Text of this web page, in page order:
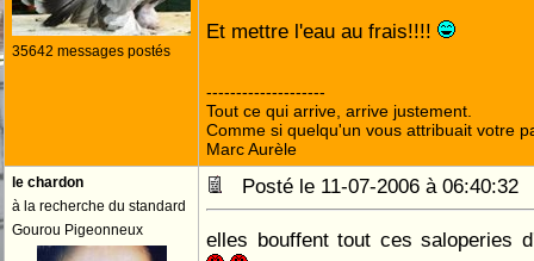
35642 messages postés
Et mettre l'eau au frais!!!!
--------------------
Tout ce qui arrive, arrive justement.
Comme si quelqu'un vous attribuait votre
Marc Aurèle
le chardon
à la recherche du standard
Gourou Pigeonneux
Posté le 11-07-2006 à
elles bouffent tout ces saloperies